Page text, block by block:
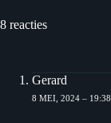
8 reacties
Gerard
8 MEI, 2024 – 19:38